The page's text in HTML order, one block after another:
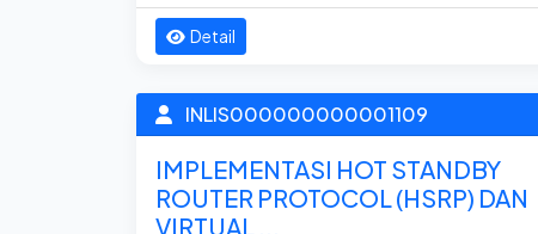
Detail
INLIS000000000001109
IMPLEMENTASI HOT STANDBY
ROUTER PROTOCOL (HSRP) DAN
VIRTUAL ...